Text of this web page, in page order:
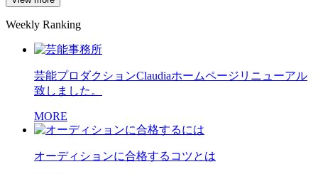
Weekly Ranking
芸能プロダクションClaudiaホームページリニューアル
致しました。
MORE
オーディションに合格するコツとは